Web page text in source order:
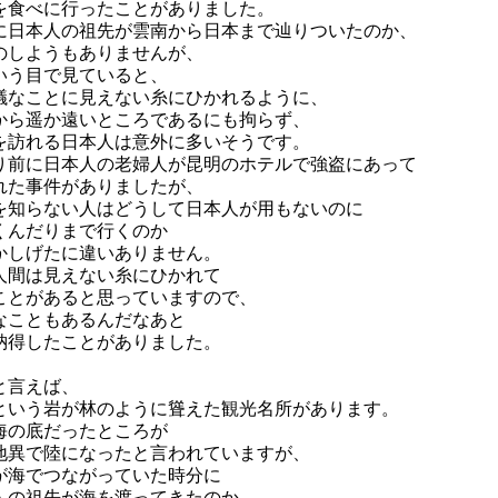
食べに行ったことがありました。
日本人の祖先が雲南から日本まで辿りついたのか、
しようもありませんが、
う目で見ていると、
なことに見えない糸にひかれるように、
ら遥か遠いところであるにも拘らず、
訪れる日本人は意外に多いそうです。
前に日本人の老婦人が昆明のホテルで強盗にあって
た事件がありましたが、
知らない人はどうして日本人が用もないのに
んだりまで行くのか
しげたに違いありません。
間は見えない糸にひかれて
とがあると思っていますので、
こともあるんだなあと
得したことがありました。
えば、
いう岩が林のように聳えた観光名所があります。
の底だったところが
異で陸になったと言われていますが、
海でつながっていた時分に